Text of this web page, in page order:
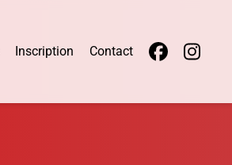
Inscription Contact